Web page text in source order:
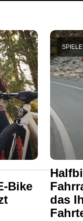
Bike
das
SPIELE